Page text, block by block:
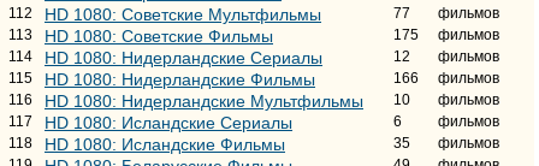
112
HD 1080: Советские Мультфильмы 77
фильмов
113
HD 1080: Советские Фильмы 175
фильмов
114
HD 1080: Нидерландские Сериалы 12
фильмов
115
HD 1080: Нидерландские Фильмы 166
фильмов
116
HD 1080: Нидерландские Мультфильмы 10
фильмов
117
HD 1080: Исландские Сериалы 6
фильмов
118
HD 1080: Исландские Фильмы 35
фильмов